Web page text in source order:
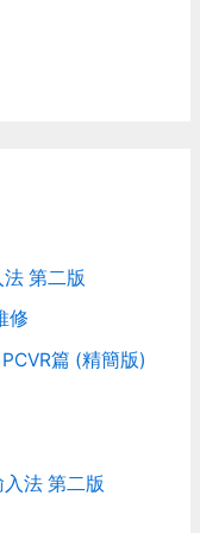
第二版
修
篇 (精簡版)
法 第二版